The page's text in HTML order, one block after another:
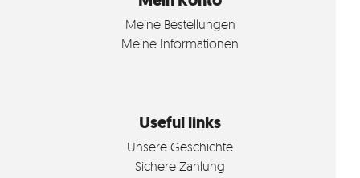
Meine Bestellungen
Meine Informationen
Useful links
Unsere Geschichte
Sichere Zahlung